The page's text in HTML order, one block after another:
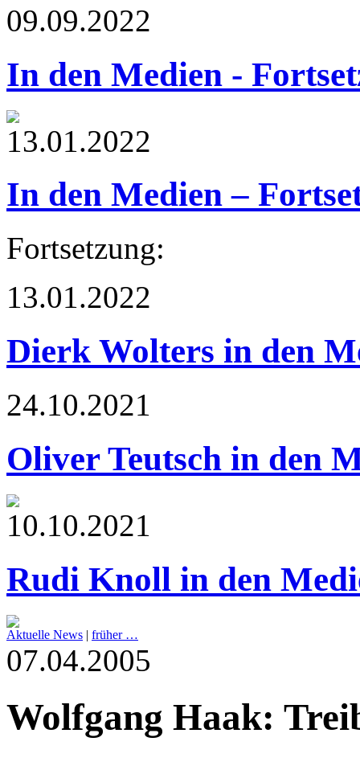
09.09.2022
In den Medien -
13.01.2022
In den Medien –
Fortsetzung:
13.01.2022
Dierk Wolters in den
24.10.2021
Oliver Teutsch in den
10.10.2021
Rudi Knoll in den
Aktuelle News | früher …
07.04.2005
Wolfgang Haak: